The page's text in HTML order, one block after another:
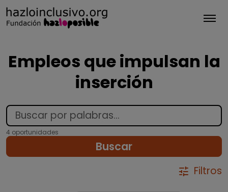
Empleos que impulsan la
inserción
4 oportunidades
Buscar
tune Filtros